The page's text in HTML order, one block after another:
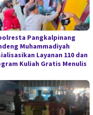
Pangkalpinang
Muhammadiyah
Layanan 110 dan
Kuliah Gratis Menulis